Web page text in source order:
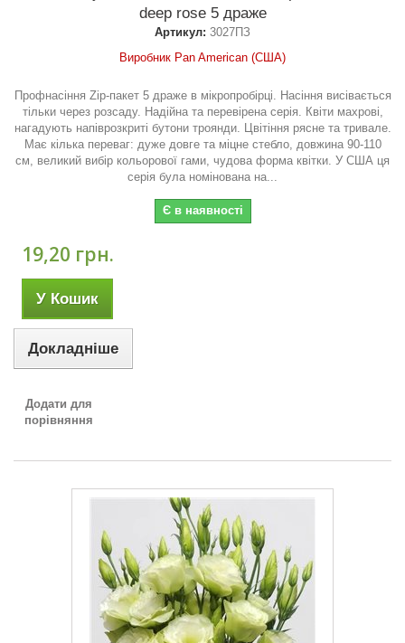
deep rose 5 драже
Артикул: 3027ПЗ
Виробник Pan American (США)
Профнасіння Zip-пакет 5 драже в мікропробірці. Насіння висівається
тільки через розсаду. Надійна та перевірена серія. Квіти махрові,
нагадують напіврозкриті бутони троянди. Цвітіння рясне та тривале.
Має кілька переваг: дуже довге та міцне стебло, довжина 90-110
см, великий вибір кольорової гами, чудова форма квітки. У США ця
серія була номінована на...
Є в наявності
19,20 грн.
У Кошик
Докладніше
Додати для
порівняння